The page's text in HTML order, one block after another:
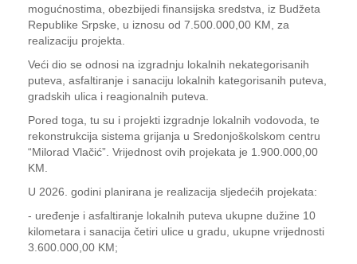
mogućnostima, obezbijedi finansijska sredstva, iz Budžeta
Republike Srpske, u iznosu od 7.500.000,00 KM, za
realizaciju projekta.
Veći dio se odnosi na izgradnju lokalnih nekategorisanih
puteva, asfaltiranje i sanaciju lokalnih kategorisanih puteva,
gradskih ulica i reagionalnih puteva.
Pored toga, tu su i projekti izgradnje lokalnih vodovoda, te
rekonstrukcija sistema grijanja u Sredonjoškolskom centru
“Milorad Vlačić”. Vrijednost ovih projekata je 1.900.000,00
KM.
U 2026. godini planirana je realizacija sljedećih projekata:
- uređenje i asfaltiranje lokalnih puteva ukupne dužine 10
kilometara i sanacija četiri ulice u gradu, ukupne vrijednosti
3.600.000,00 KM;